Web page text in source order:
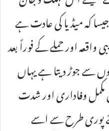
کہ میڈیا کی عادت ہے
واقعہ اور حملے کے فوراً بعد
سے جوڑ دیتا ہے یہاں
وفاداری اور شدت
پوری طرح سے اسے